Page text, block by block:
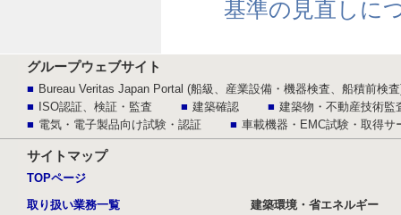
基準の見直しに
グループウェブサイト
Bureau Veritas Japan Portal (船級、産業設備・機器検査、船積前検
ISO認証、検証・監査
建築確認
建築物・不動産技術監
電気・電子製品向け試験・認証
車載機器・EMC試験・取得サ
サイトマップ
TOPページ
取り扱い業務一覧
建築環境・省エネルギー